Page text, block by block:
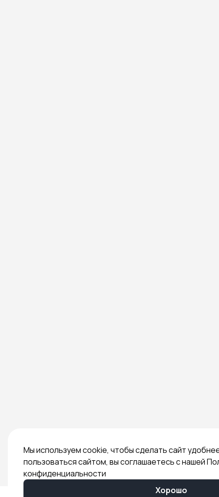
Мы используем cookie, чтобы сделать сайт
пользоваться сайтом, вы соглашаетесь с нашей
конфиденциальности
Хорошо